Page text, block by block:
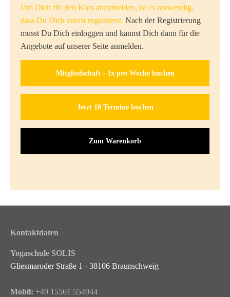
Um Dich für den Kurs anzumelden, ist es notwendig,
dass Du Dich zuerst registrierst. Nach der Registrierung
musst Du Dich einloggen und kannst Dich dann für die
Angebote auf unserer Seite anmelden.
Mitgliedschaft - 1x pro Woche buchen
Jetzt 10 Termine buchen
Zum Warenkorb
Kontaktdaten
Yogaschule SOLIS
Gliesmaroder Straße 1 · 38106 Braunschweig
Mobil: +49 15561 554944